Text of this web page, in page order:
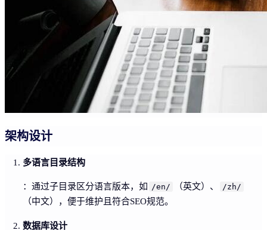
架构设计
多语言目录结构
：通过子目录区分语言版本，如 /en/ （英文）、 /zh/
（中文），便于维护且符合SEO规范。
数据库设计